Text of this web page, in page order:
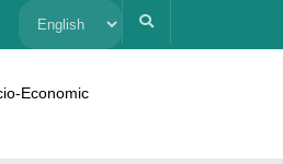
Choose
Economic